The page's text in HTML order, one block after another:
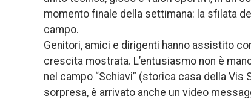
momento finale della settimana: la sfilata
campo.
Genitori, amici e dirigenti hanno assistito
crescita mostrata. L’entusiasmo non è
nel campo “Schiavi” (storica casa della
sorpresa, è arrivato anche un video